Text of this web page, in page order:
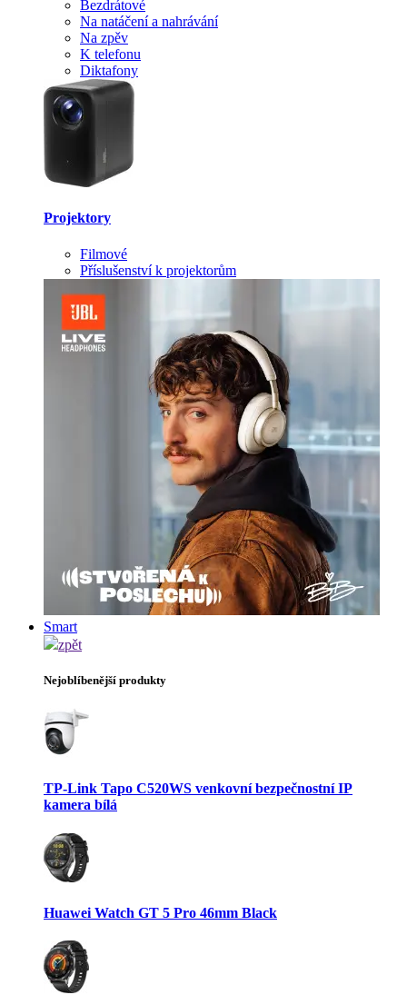
Bezdrátové
Na natáčení a nahrávání
Na zpěv
K telefonu
Diktafony
Projektory
Filmové
Příslušenství k projektorům
Smart
zpět
Nejoblíbenější produkty
TP-Link Tapo C520WS venkovní bezpečnostní IP
kamera bílá
Huawei Watch GT 5 Pro 46mm Black